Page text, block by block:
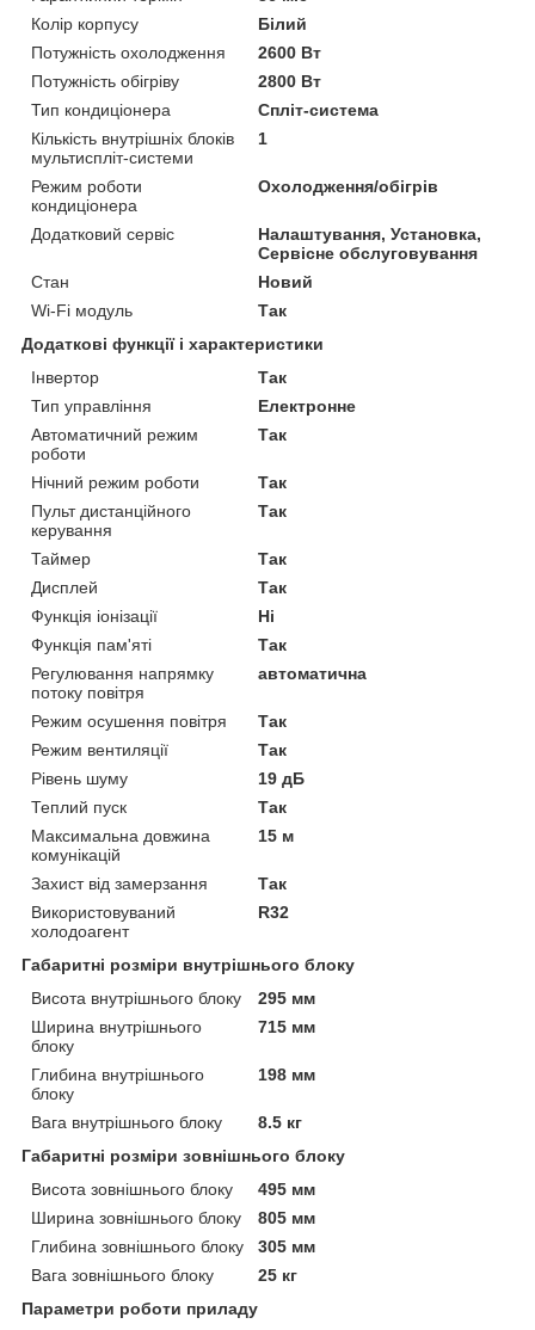
Колір корпусу
Білий
Потужність охолодження
2600 Вт
Потужність обігріву
2800 Вт
Тип кондиціонера
Спліт-система
Кількість внутрішніх блоків
мультиспліт-системи
1
Режим роботи
кондиціонера
Охолодження/обігрів
Додатковий сервіс
Налаштування, Установка,
Сервісне обслуговування
Стан
Новий
Wi-Fi модуль
Так
Додаткові функції і характеристики
Інвертор
Так
Тип управління
Електронне
Автоматичний режим
роботи
Так
Нічний режим роботи
Так
Пульт дистанційного
керування
Так
Таймер
Так
Дисплей
Так
Функція іонізації
Ні
Функція пам'яті
Так
Регулювання напрямку
потоку повітря
автоматична
Режим осушення повітря
Так
Режим вентиляції
Так
Рівень шуму
19 дБ
Теплий пуск
Так
Максимальна довжина
комунікацій
15 м
Захист від замерзання
Так
Використовуваний
холодоагент
R32
Габаритні розміри внутрішнього блоку
Висота внутрішнього блоку
295 мм
Ширина внутрішнього
блоку
715 мм
Глибина внутрішнього
блоку
198 мм
Вага внутрішнього блоку
8.5 кг
Габаритні розміри зовнішнього блоку
Висота зовнішнього блоку
495 мм
Ширина зовнішнього блоку
805 мм
Глибина зовнішнього блоку
305 мм
Вага зовнішнього блоку
25 кг
Параметри роботи приладу